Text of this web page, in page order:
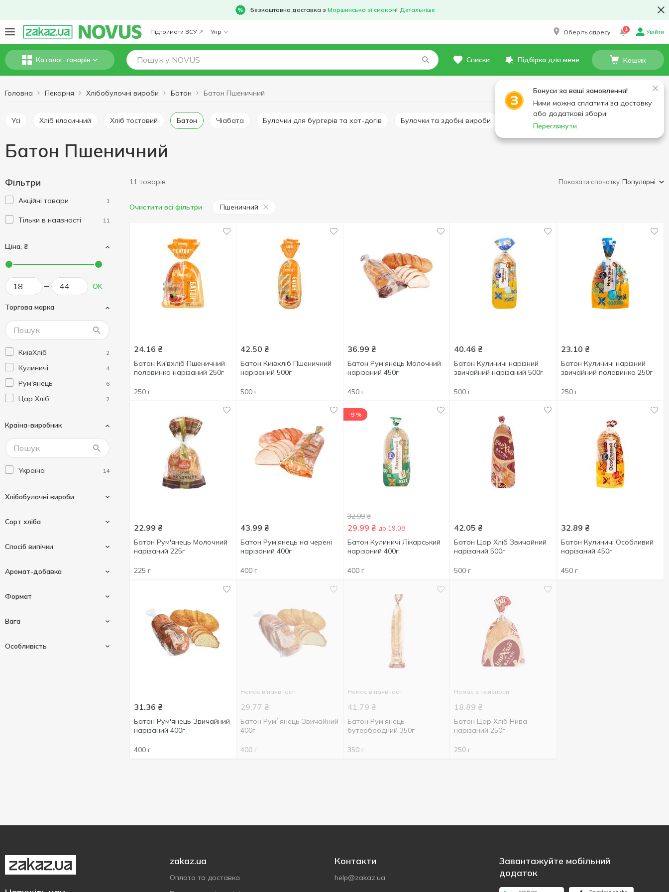
Безкоштовна доставка з Моршинська зі смаком! Детальніше
Підтримати ЗСУ Укр Оберіть адресу 1 Увійти
Каталог товарів Списки Підбірка для мене Кошик
Бонуси за ваші замовлення!
Ними можна сплатити за доставку
або додаткові збори.
Переглянути
Головна Пекарня Хлібобулочні вироби Батон Батон Пшеничний
Усі Хліб класичний Хліб тостовий Батон Чіабата Булочки для бургерів та хот-догів Булочки та здобні вироби
Батон Пшеничний
Фільтри
Акційні товари 1
Тільки в наявності 11
Ціна, ₴
OK
Торгова марка
КиївХліб 2
Кулиничі 4
Рум'янець 6
Цар Хліб 2
Країна-виробник
Україна 14
Хлібобулочні вироби
Батон
Сорт хліба
Висівковий
Спосіб випічки
Аромат-добавка
Формат
Нарізаний
Вага
Особливість
11 товарів Показати спочатку:Популярні
Очистити всі фільтри Пшеничний
24.16 ₴
Батон Київхліб Пшеничний
половинка нарізаний 250г
250 г
42.50 ₴
Батон Київхліб Пшеничний
нарізаний 500г
500 г
36.99 ₴
Батон Рум'янець Молочний
нарізаний 450г
450 г
40.46 ₴
Батон Кулиничі нарізний
звичайний нарізаний 500г
500 г
23.10 ₴
Батон Кулиничі нарізний
звичайний половинка 250г
250 г
22.99 ₴
Батон Рум'янець Молочний
нарізаний 225г
225 г
43.99 ₴
Батон Рум'янець на черені
нарізаний 400г
400 г
-9 %
32.99 ₴
29.99 ₴ до 19.08
Батон Кулиничі Лікарський
нарізаний 400г
400 г
42.05 ₴
Батон Цар Хліб Звичайний
нарізаний 500г
500 г
32.89 ₴
Батон Кулиничі Особливий
нарізаний 450г
450 г
31.36 ₴
Батон Рум'янець Звичайний
нарізаний 400г
400 г
Немає в наявності
29.77 ₴
Батон Рум`янець Звичайний
400г
400 г
Немає в наявності
41.79 ₴
Батон Рум'янець
бутербродний 350г
350 г
Немає в наявності
18.89 ₴
Батон Цар Хліб Нива
нарізаний 250г
250 г
zakaz.ua
Оплата та доставка
Контакти
help@zakaz.ua
Завантажуйте мобільний
додаток